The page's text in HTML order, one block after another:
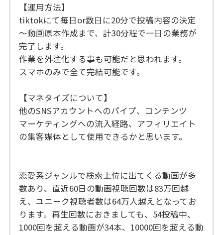
【運用方法】
tiktokにて毎日or数日に20分で投稿内容の決定
～動画原本作成まで、計30分程で一日の業務が
完了します。
作業を外注化する事も可能だと思われます。
スマホのみで全て完結可能です。
【マネタイズについて】
他のSNSアカウントへのパイプ、コンテンツ
マーケティングへの流入経路、アフィリエイト
の集客媒体として使用できるかと思います。
恋愛系ジャンルで検索上位に出てくる動画が多
数あり、直近60日の動画視聴回数は83万回越
え、ユニーク視聴者数は64万人越えとなってお
ります。再生回数におきましても、54投稿中、
1000回を超える動画が34本、10000回を超える動